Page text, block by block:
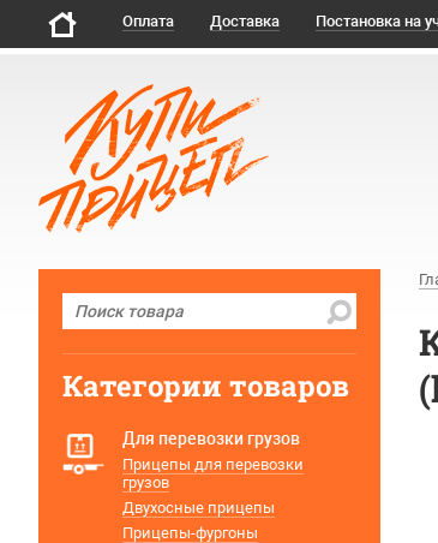
Оплата Доставка Постановка на
Категории товаров
Для перевозки грузов
Прицепы для перевозки
грузов
Двухосные прицепы
Прицепы-фургоны